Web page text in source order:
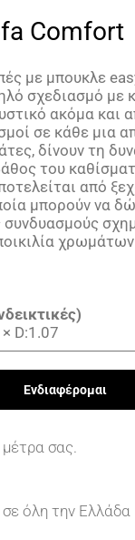
Comfort
με μπουκλε
σχεδιασμό με
ακόμα και
σε κάθε μια
δίνουν τη
του
από
μπορούν να
συνδυασμούς
χρωμάτων
D:1.07
Ενδιαφέρομαι
σας.
όλη την Ελλάδα